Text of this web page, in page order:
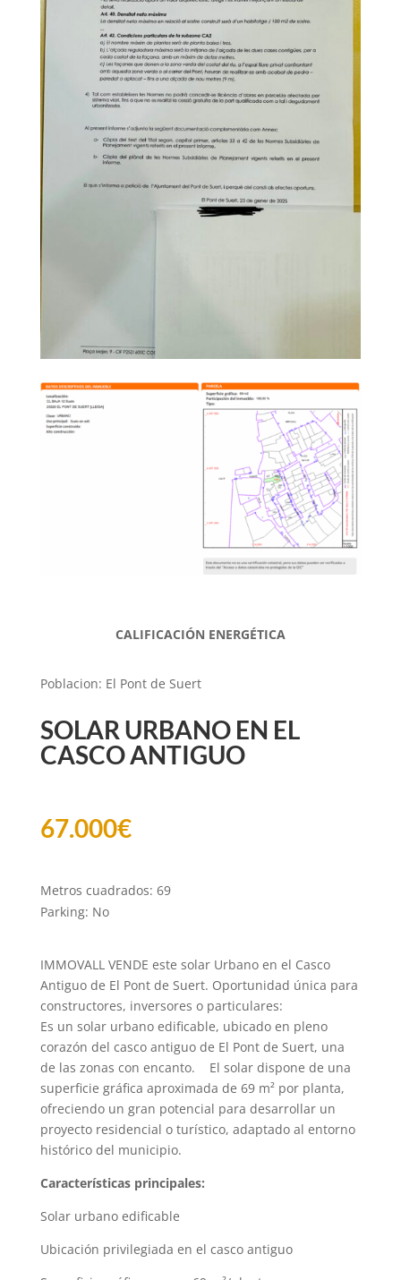
CALIFICACIÓN ENERGÉTICA
Poblacion: El Pont de Suert
SOLAR URBANO EN EL
CASCO ANTIGUO
67.000€
Metros cuadrados: 69
Parking: No
IMMOVALL VENDE este solar Urbano en el Casco
Antiguo de El Pont de Suert. Oportunidad única para
constructores, inversores o particulares:
Es un solar urbano edificable, ubicado en pleno
corazón del casco antiguo de El Pont de Suert, una
de las zonas con encanto. El solar dispone de una
superficie gráfica aproximada de 69 m² por planta,
ofreciendo un gran potencial para desarrollar un
proyecto residencial o turístico, adaptado al entorno
histórico del municipio.
Características principales:
Solar urbano edificable
Ubicación privilegiada en el casco antiguo